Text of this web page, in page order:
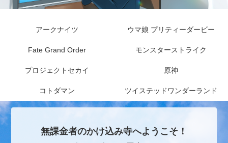
アークナイツ ウマ娘 プリティーダービー
Fate Grand Order モンスターストライク
プロジェクトセカイ 原神
コトダマン ツイステッドワンダーランド
無課金者のかけ込み寺へようこそ！